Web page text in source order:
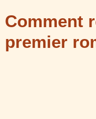
Comment
premier